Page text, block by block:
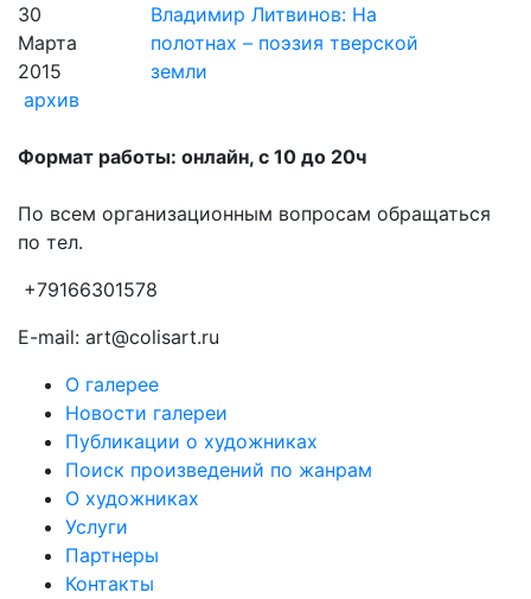
30
Марта
2015
Владимир Литвинов: На
полотнах – поэзия тверской
земли
архив
Формат работы: онлайн, с 10 до 20ч
По всем организационным вопросам обращаться
по тел.
+79166301578
E-mail: art@colisart.ru
О галерее
Новости галереи
Публикации о художниках
Поиск произведений по жанрам
О художниках
Услуги
Партнеры
Контакты